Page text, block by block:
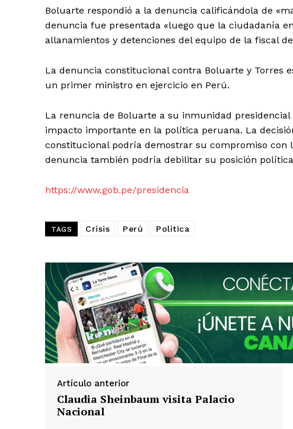
Boluarte respondió a la denuncia calificándola de
denuncia fue presentada «luego que la ciudadanía
allanamientos y detenciones del equipo de la fiscal
La denuncia constitucional contra Boluarte y Torres
un primer ministro en ejercicio en Perú.
La renuncia de Boluarte a su inmunidad
impacto importante en la política peruana. La
constitucional podría demostrar su compromiso con
denuncia también podría debilitar su posición
https://www.gob.pe/presidencia
TAGS Crisis Perú Política
Artículo anterior
Claudia Sheinbaum visita Palacio
Nacional